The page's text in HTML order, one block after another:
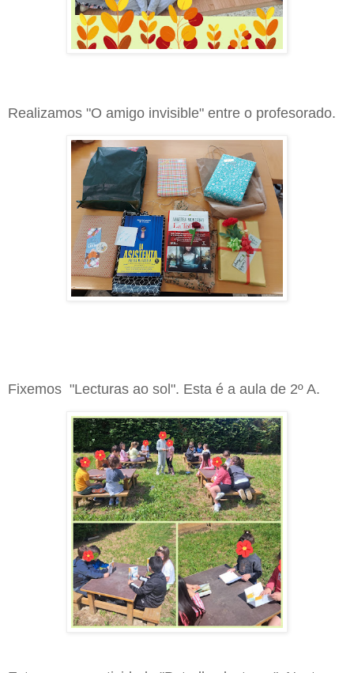
Realizamos "O amigo invisible" entre o profesorado.
Fixemos "Lecturas ao sol". Esta é a aula de 2º A.